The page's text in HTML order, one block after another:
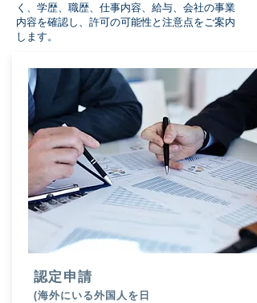
く、学歴、職歴、仕事内容、給与、会社の事業
内容を確認し、許可の可能性と注意点をご案内
します。
認定申請
(海外にいる外国人を日